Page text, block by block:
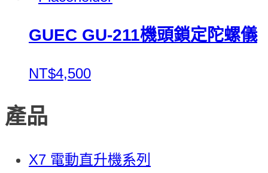
GUEC GU-211機頭鎖定陀螺儀
NT$4,500
產品
X7 電動直升機系列